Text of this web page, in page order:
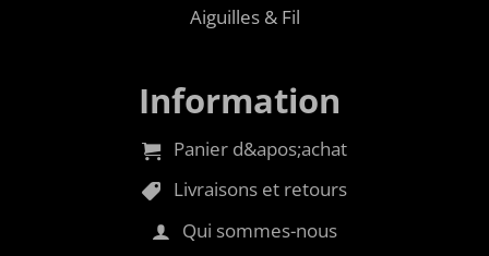
Aiguilles & Fil
Information
Panier d&apos;achat
Livraisons et retours
Qui sommes-nous